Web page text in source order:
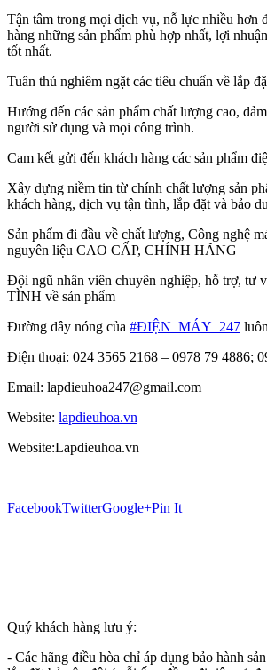
Tận tâm trong mọi dịch vụ, nỗ lực nhiều hơn
hàng những sản phẩm phù hợp nhất, lợi
tốt nhất.
Tuân thủ nghiêm ngặt các tiêu chuẩn về lắp
Hướng đến các sản phẩm chất lượng cao,
người sử dụng và mọi công trình.
Cam kết gửi đến khách hàng các sản phẩm
Xây dựng niềm tin từ chính chất lượng sản
khách hàng, dịch vụ tận tình, lắp đặt và bảo
Sản phẩm đi đầu về chất lượng, Công nghệ
nguyên liệu CAO CẤP, CHÍNH HÃNG
Đội ngũ nhân viên chuyên nghiệp, hỗ trợ, tư
TÌNH về sản phẩm
Đường dây nóng của #ĐIỆN_MÁY_247
Điện thoại: 024 3565 2168 – 0978 79 4886;
Email: lapdieuhoa247@gmail.com
Website: lapdieuhoa.vn
Website:Lapdieuhoa.vn
FacebookTwitterGoogle+Pin It
Quý khách hàng lưu ý:
- Các hãng điều hòa chỉ áp dụng bảo hành